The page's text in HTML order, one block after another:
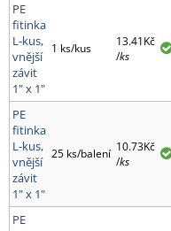
PE
fitinka
L-kus,
vnější
závit
1" x 1"
1 ks/kus
13.41Kč
/ks
PE
fitinka
L-kus,
vnější
závit
1" x 1"
25 ks/balení 10.73Kč
/ks
PE